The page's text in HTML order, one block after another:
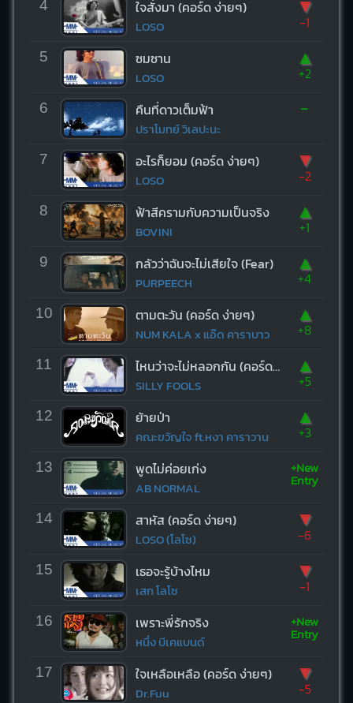
4 ใจสั่งมา (คอร์ด ง่ายๆ)
LOSO -1
5 ซมซาน
LOSO
▲
+2
6 คืนที่ดาวเต็มฟ้า
ปราโมทย์ วิเลปะนะ
-
7 อะไรก็ยอม (คอร์ด ง่ายๆ)
LOSO
▼
-2
8 ฟ้าสีครามกับความเป็นจริง
BOVINI
▲
+1
9 กลัวว่าฉันจะไม่เสียใจ (Fear)
PURPEECH
▲
+4
10 ตามตะวัน (คอร์ด ง่ายๆ)
NUM KALA x แอ๊ด คาราบาว
▲
+8
11 ไหนว่าจะไม่หลอกกัน (คอร์ด ง่ายๆ)
SILLY FOOLS
▲
+5
12 ย้ายป่า
คณะขวัญใจ ft.หงา คาราวาน
▲
+3
13 พูดไม่ค่อยเก่ง
AB NORMAL
+New
Entry
14 สาหัส (คอร์ด ง่ายๆ)
LOSO (โลโซ)
▼
-6
15 เธอจะรู้บ้างไหม
เสก โลโซ
▼
-1
16 เพราะพี่รักจริง
หนึ่ง บีเคแบนด์
+New
Entry
17 ใจเหลือเหลือ (คอร์ด ง่ายๆ)
Dr.Fuu
▼
-5